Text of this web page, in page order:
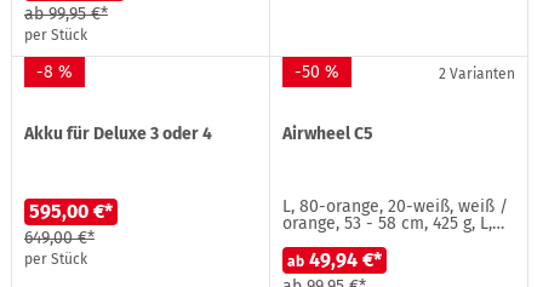
ab99,95 €*
per Stück
-8 %
Akku für Deluxe 3 oder 4
595,00 €*
649,00 €*
per Stück
2 Varianten
-50 %
Airwheel C5
L, 80-orange, 20-weiß, weiß /
orange, 53 - 58 cm, 425 g, L,…
ab 49,94 €*